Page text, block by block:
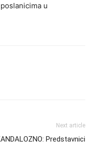
u
Next article
Predstavnici